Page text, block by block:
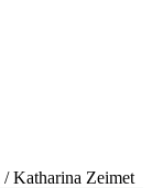
/Katharina Zeimet